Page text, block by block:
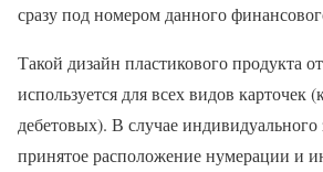
сразу под номером данного
Такой дизайн пластикового продукта
используется для всех видов карточек
дебетовых). В случае индивидуального
принятое расположение нумерации и